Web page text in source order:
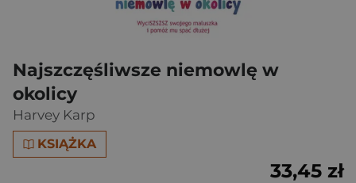
Najszczęśliwsze niemowlę w
okolicy
Harvey Karp
KSIĄŻKA
33,45 zł